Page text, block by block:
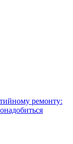
ремонту: